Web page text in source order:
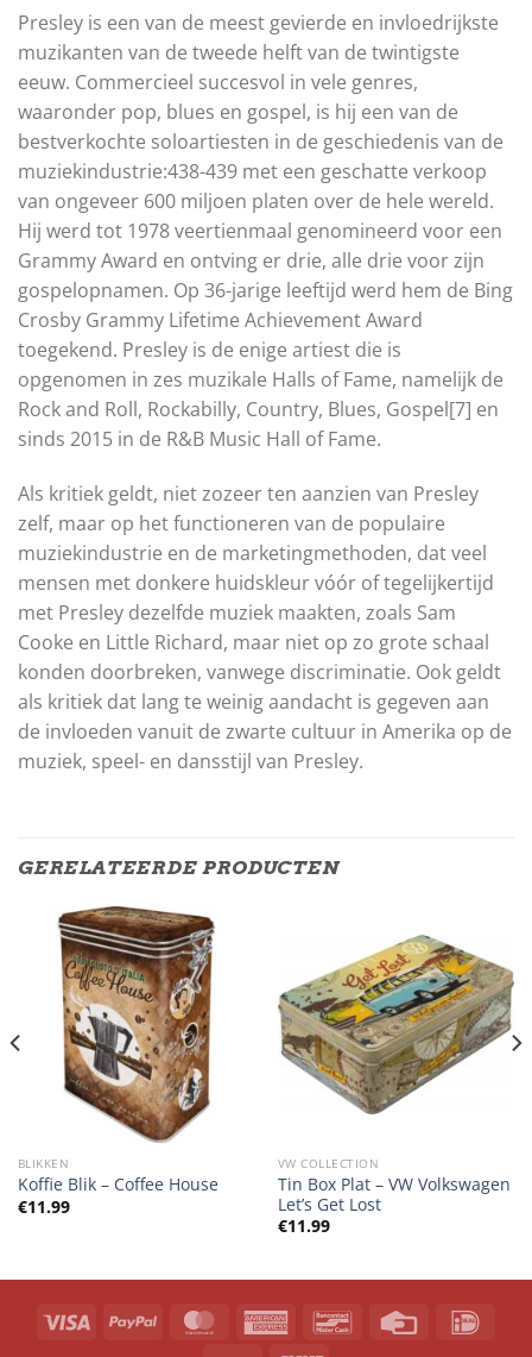
Presley is een van de meest gevierde en invloedrijkste
muzikanten van de tweede helft van de twintigste
eeuw. Commercieel succesvol in vele genres,
waaronder pop, blues en gospel, is hij een van de
bestverkochte soloartiesten in de geschiedenis van de
muziekindustrie:438-439 met een geschatte verkoop
van ongeveer 600 miljoen platen over de hele wereld.
Hij werd tot 1978 veertienmaal genomineerd voor een
Grammy Award en ontving er drie, alle drie voor zijn
gospelopnamen. Op 36-jarige leeftijd werd hem de Bing
Crosby Grammy Lifetime Achievement Award
toegekend. Presley is de enige artiest die is
opgenomen in zes muzikale Halls of Fame, namelijk de
Rock and Roll, Rockabilly, Country, Blues, Gospel[7] en
sinds 2015 in de R&B Music Hall of Fame.
Als kritiek geldt, niet zozeer ten aanzien van Presley
zelf, maar op het functioneren van de populaire
muziekindustrie en de marketingmethoden, dat veel
mensen met donkere huidskleur vóór of tegelijkertijd
met Presley dezelfde muziek maakten, zoals Sam
Cooke en Little Richard, maar niet op zo grote schaal
konden doorbreken, vanwege discriminatie. Ook geldt
als kritiek dat lang te weinig aandacht is gegeven aan
de invloeden vanuit de zwarte cultuur in Amerika op de
muziek, speel- en dansstijl van Presley.
GERELATEERDE PRODUCTEN
BLIKKEN
Koffie Blik – Coffee House
€11.99
VW COLLECTION
Tin Box Plat – VW Volkswagen
Let’s Get Lost
€11.99